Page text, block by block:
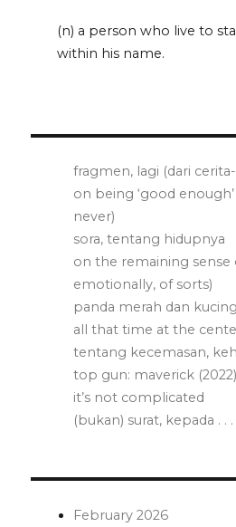
(n) a person who live to
within his name.
fragmen, lagi (dari
on being ‘good
never)
sora, tentang hidupnya
on the remaining sense
emotionally, of sorts)
panda merah dan
all that time at the
tentang kecemasan,
top gun: maverick (2022)
it’s not complicated
(bukan) surat, kepada . . .
February 2026